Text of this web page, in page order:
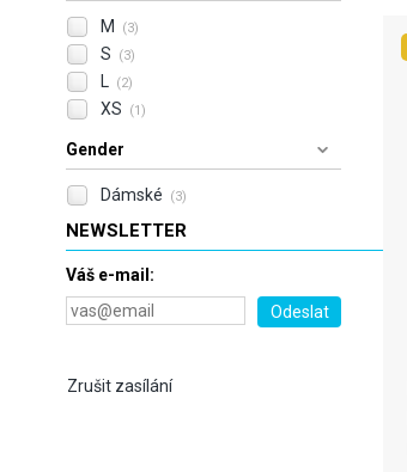
M (3)
S (3)
L (2)
XS (1)
Gender
Dámské (3)
NEWSLETTER
Váš e-mail:
Zrušit zasílání